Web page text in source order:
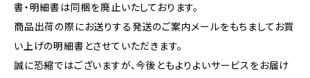
書・明細書は同梱を廃止いたしております。
商品出荷の際にお送りする発送のご案内メールをもちましてお買
い上げの明細書とさせていただきます。
誠に恐縮ではございますが、今後ともよりよいサービスをお届け